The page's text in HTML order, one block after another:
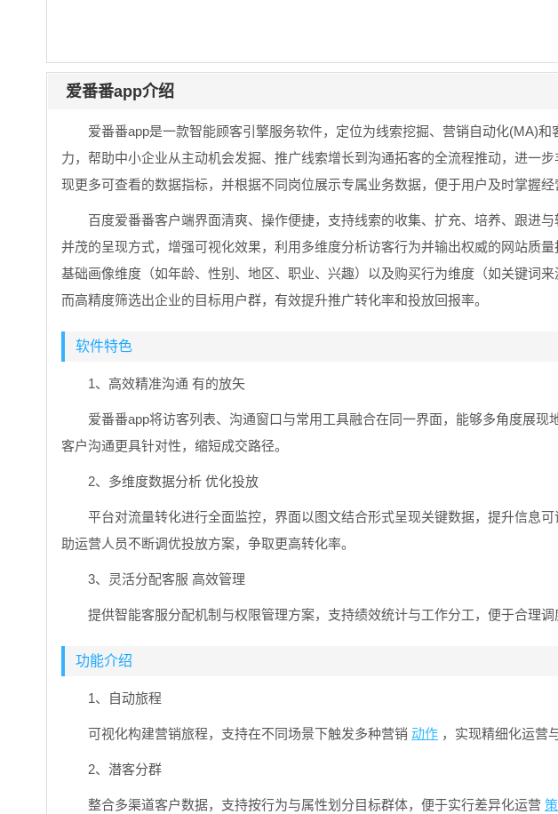
爱番番app介绍
爱番番app是一款智能顾客引擎服务软件，定位为线索挖掘、营销自动化(MA)
力，帮助中小企业从主动机会发掘、推广线索增长到沟通拓客的全流程推动，进一
现更多可查看的数据指标，并根据不同岗位展示专属业务数据，便于用户及时掌握经
百度爱番番客户端界面清爽、操作便捷，支持线索的收集、扩充、培养、跟进
并茂的呈现方式，增强可视化效果，利用多维度分析访客行为并输出权威的网站质
基础画像维度（如年龄、性别、地区、职业、兴趣）以及购买行为维度（如关键词
而高精度筛选出企业的目标用户群，有效提升推广转化率和投放回报率。
软件特色
1、高效精准沟通 有的放矢
爱番番app将访客列表、沟通窗口与常用工具融合在同一界面，能够多角度展
客户沟通更具针对性，缩短成交路径。
2、多维度数据分析 优化投放
平台对流量转化进行全面监控，界面以图文结合形式呈现关键数据，提升信息
助运营人员不断调优投放方案，争取更高转化率。
3、灵活分配客服 高效管理
提供智能客服分配机制与权限管理方案，支持绩效统计与工作分工，便于合理调
功能介绍
1、自动旅程
可视化构建营销旅程，支持在不同场景下触发多种营销 动作 ，实现精细化运营
2、潜客分群
整合多渠道客户数据，支持按行为与属性划分目标群体，便于实行差异化运营